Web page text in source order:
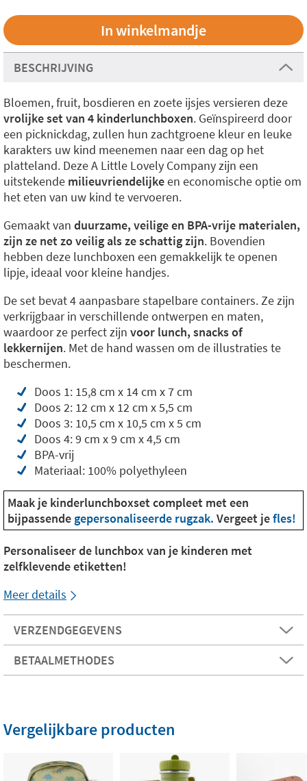
BESCHRIJVING
Bloemen, fruit, bosdieren en zoete ijsjes versieren deze
vrolijke set van 4 kinderlunchboxen. Geïnspireerd door
een picknickdag, zullen hun zachtgroene kleur en leuke
karakters uw kind meenemen naar een dag op het
platteland. Deze A Little Lovely Company zijn een
uitstekende milieuvriendelijkeen economische optie om
het eten van uw kind te vervoeren.
Gemaakt van duurzame, veilige en BPA-vrije materialen,
zijn ze net zo veilig als ze schattig zijn. Bovendien
hebben deze lunchboxen een gemakkelijk te openen
lipje, ideaal voor kleine handjes.
De set bevat 4 aanpasbare stapelbare containers. Ze zijn
verkrijgbaar in verschillende ontwerpen en maten,
waardoor ze perfect zijn voor lunch, snacks of
lekkernijen. Met de hand wassen om de illustraties te
beschermen.
Doos 1: 15,8 cm x 14 cm x 7 cm
Doos 2: 12 cm x 12 cm x 5,5 cm
Doos 3: 10,5 cm x 10,5 cm x 5 cm
Doos 4: 9 cm x 9 cm x 4,5 cm
BPA-vrij
Materiaal: 100% polyethyleen
Maak je kinderlunchboxset compleet met een
bijpassende gepersonaliseerde rugzak. Vergeet jefles!
Personaliseer de lunchbox van je kinderen met
zelfklevende etiketten!
Meer details
VERZENDGEGEVENS
BETAALMETHODES
Vergelijkbare producten